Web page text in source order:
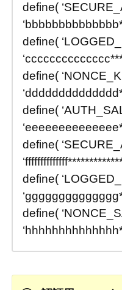
define(
define(
define(
define(
define(
define(
define(